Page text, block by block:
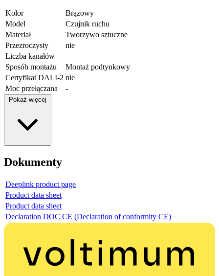
Kolor
Brązowy
Model
Czujnik ruchu
Materiał
Tworzywo sztuczne
Przezroczysty
nie
Liczba kanałów
Sposób montażu
Montaż podtynkowy
Certyfikat DALI-2 nie
Moc przełączana
-
Pokaż więcej
Dokumenty
Deeplink product page
Product data sheet
Product data sheet
Declaration DOC CE (Declaration of conformity CE)